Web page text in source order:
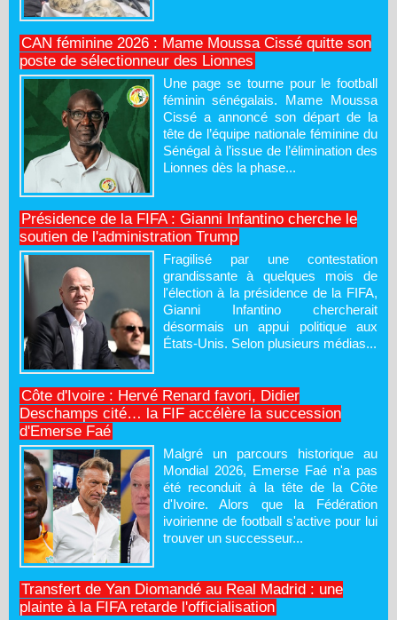
CAN féminine 2026 : Mame Moussa Cissé quitte son
poste de sélectionneur des Lionnes
Une page se tourne pour le football
féminin sénégalais. Mame Moussa
Cissé a annoncé son départ de la
tête de l’équipe nationale féminine du
Sénégal à l’issue de l’élimination des
Lionnes dès la phase...
Présidence de la FIFA : Gianni Infantino cherche le
soutien de l'administration Trump
Fragilisé par une contestation
grandissante à quelques mois de
l'élection à la présidence de la FIFA,
Gianni Infantino chercherait
désormais un appui politique aux
États-Unis. Selon plusieurs médias...
Côte d'Ivoire : Hervé Renard favori, Didier
Deschamps cité… la FIF accélère la succession
d'Emerse Faé
Malgré un parcours historique au
Mondial 2026, Emerse Faé n'a pas
été reconduit à la tête de la Côte
d'Ivoire. Alors que la Fédération
ivoirienne de football s'active pour lui
trouver un successeur...
Transfert de Yan Diomandé au Real Madrid : une
plainte à la FIFA retarde l'officialisation